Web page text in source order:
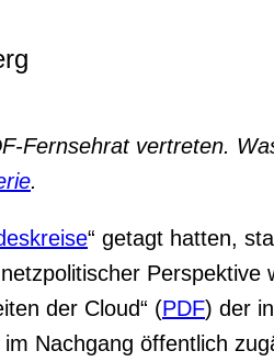
Fernsehrat vertreten.
.
“ getagt hatten,
Perspektive
der Cloud“ (PDF) der
Nachgang öffentlich